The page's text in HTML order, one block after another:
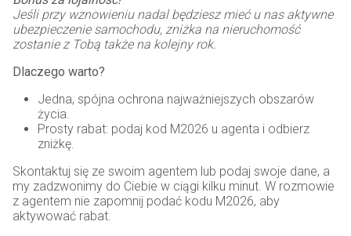
Jeśli przy wznowieniu nadal będziesz mieć u nas aktywne
ubezpieczenie samochodu, zniżka na nieruchomość
zostanie z Tobą także na kolejny rok.
Dlaczego warto?
Jedna, spójna ochrona najważniejszych obszarów
życia.
Prosty rabat: podaj kod M2026 u agenta i odbierz
zniżkę.
Skontaktuj się ze swoim agentem lub podaj swoje dane, a
my zadzwonimy do Ciebie w ciągi kilku minut. W rozmowie
z agentem nie zapomnij podać kodu M2026, aby
aktywować rabat.